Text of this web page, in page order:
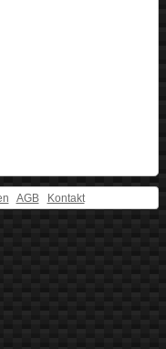
AGB Kontakt